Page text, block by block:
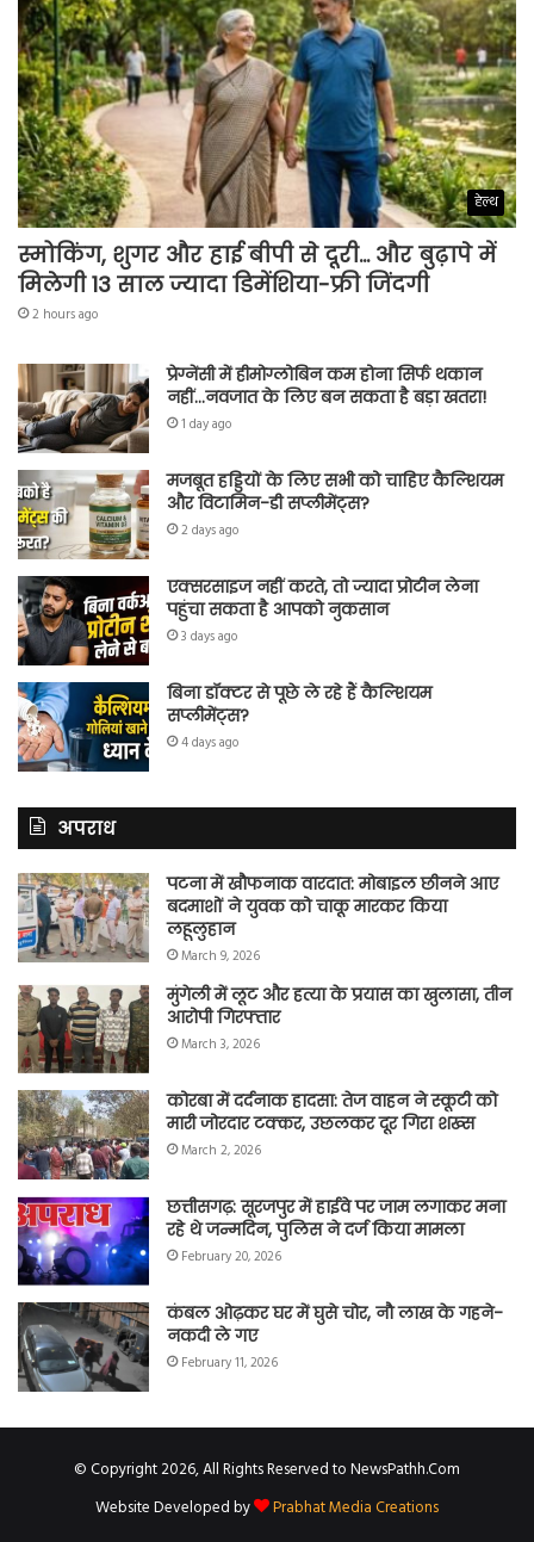
हेल्थ
स्मोकिंग, शुगर और हाई बीपी से दूरी… और बुढ़ापे में
मिलेगी 13 साल ज्यादा डिमेंशिया-फ्री जिंदगी
2 hours ago
प्रेग्नेंसी में हीमोग्लोबिन कम होना सिर्फ थकान
नहीं…नवजात के लिए बन सकता है बड़ा खतरा!
1 day ago
मजबूत हड्डियों के लिए सभी को चाहिए कैल्शियम
और विटामिन-डी सप्लीमेंट्स?
2 days ago
एक्सरसाइज नहीं करते, तो ज्यादा प्रोटीन लेना
पहुंचा सकता है आपको नुकसान
3 days ago
बिना डॉक्टर से पूछे ले रहे हैं कैल्शियम
सप्लीमेंट्स?
4 days ago
अपराध
पटना में खौफनाक वारदात: मोबाइल छीनने आए
बदमाशों ने युवक को चाकू मारकर किया
लहूलुहान
March 9, 2026
मुंगेली में लूट और हत्या के प्रयास का खुलासा, तीन
आरोपी गिरफ्तार
March 3, 2026
कोरबा में दर्दनाक हादसा: तेज वाहन ने स्कूटी को
मारी जोरदार टक्कर, उछलकर दूर गिरा शख्स
March 2, 2026
छत्तीसगढ़: सूरजपुर में हाईवे पर जाम लगाकर मना
रहे थे जन्मदिन, पुलिस ने दर्ज किया मामला
February 20, 2026
कंबल ओढ़कर घर में घुसे चोर, नौ लाख के गहने-
नकदी ले गए
February 11, 2026
© Copyright 2026, All Rights Reserved to NewsPathh.Com
Website Developed by
Prabhat Media Creations